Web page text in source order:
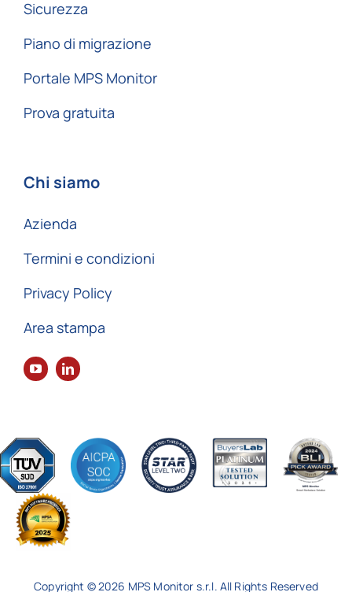
Sicurezza
Piano di migrazione
Portale MPS Monitor
Prova gratuita
Chi siamo
Azienda
Termini e condizioni
Privacy Policy
Area stampa
Copyright © 2026 MPS Monitor s.r.l. All Rights Reserved